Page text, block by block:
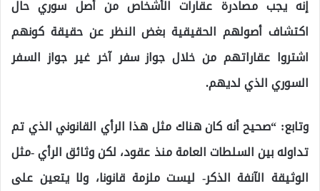
إنه يجب مصادرة عقارات الأشخاص من أصل سوري حال
اكتشاف أصولهم الحقيقية بغض النظر عن حقيقة كونهم
اشتروا عقاراتهم من خلال جواز سفر آخر غير جواز السفر
السوري الذي لديهم.
وتابع: “صحيح أنه كان هناك مثل هذا الرأي القانوني الذي تم
تداوله بين السلطات العامة منذ عقود، لكن وثائق الرأي -مثل
الوثيقة الآنفة الذكر- ليست ملزمة قانونا، ولا يتعين على